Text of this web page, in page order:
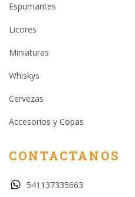
Espumantes
Licores
Miniaturas
Whiskys
Cervezas
Accesorios y Copas
CONTACTANOS
541137335663